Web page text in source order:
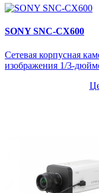
SONY SNC-CX600
Сетевая корпусная
изображения 1/3-